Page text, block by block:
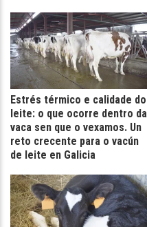
Estrés térmico e calidade do
leite: o que ocorre dentro da
vaca sen que o vexamos. Un
reto crecente para o vacún
de leite en Galicia